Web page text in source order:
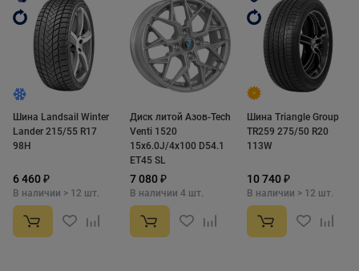
Шина Landsail Winter
Lander 215/55 R17
98H
6 460 ₽
В наличии > 12 шт.
Диск литой Азов-Tech
Venti 1520
15x6.0J/4x100 D54.1
ET45 SL
7 080 ₽
В наличии 4 шт.
Шина Triangle Group
TR259 275/50 R20
113W
10 740 ₽
В наличии > 12 шт.